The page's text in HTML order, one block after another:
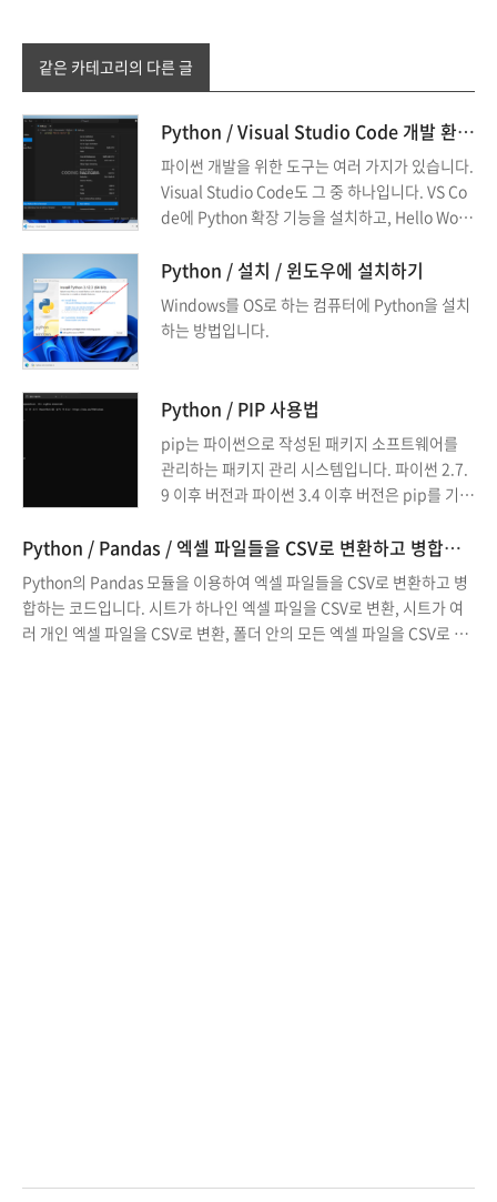
같은 카테고리의 다른 글
Python / Visual Studio Code 개발 환경 만들기
파이썬 개발을 위한 도구는 여러 가지가 있습니다.
Visual Studio Code도 그 중 하나입니다. VS Co
de에 Python 확장 기능을 설치하고, Hello Worl
Python / 설치 / 윈도우에 설치하기
Windows를 OS로 하는 컴퓨터에 Python을 설치
하는 방법입니다.
Python / PIP 사용법
pip는 파이썬으로 작성된 패키지 소프트웨어를
관리하는 패키지 관리 시스템입니다. 파이썬 2.7.
9 이후 버전과 파이썬 3.4 이후 버전은 pip를 기본
있습니다.
Python / Pandas / 엑셀 파일들을 CSV로 변환하고 병합하는 방법
Python의 Pandas 모듈을 이용하여 엑셀 파일들을 CSV로 변환하고 병
합하는 코드입니다. 시트가 하나인 엑셀 파일을 CSV로 변환, 시트가 여
러 개인 엑셀 파일을 CSV로 변환, 폴더 안의 모든 엑셀 파일을 CSV로 변